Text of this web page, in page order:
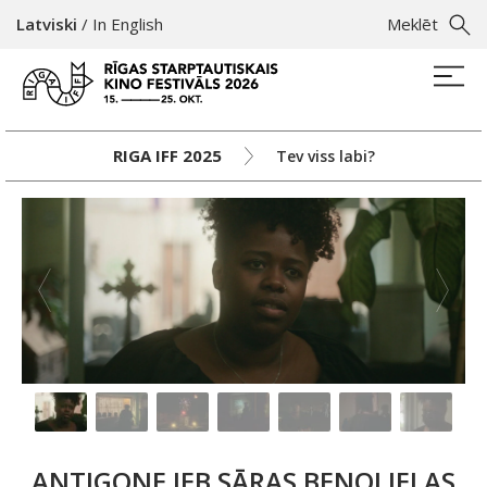
Meklēt
Latviski / In English
RIGA IFF 2025 Tev viss labi?